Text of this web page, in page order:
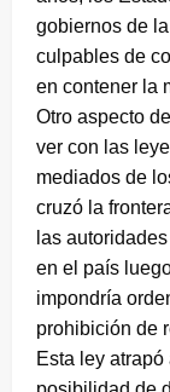
gobiernos de
culpables de
en contener la
Otro aspecto
ver con las
mediados de
cruzó la
las
en el país
impondría
prohibición de
Esta ley